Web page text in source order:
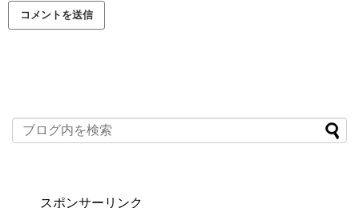
スポンサーリンク